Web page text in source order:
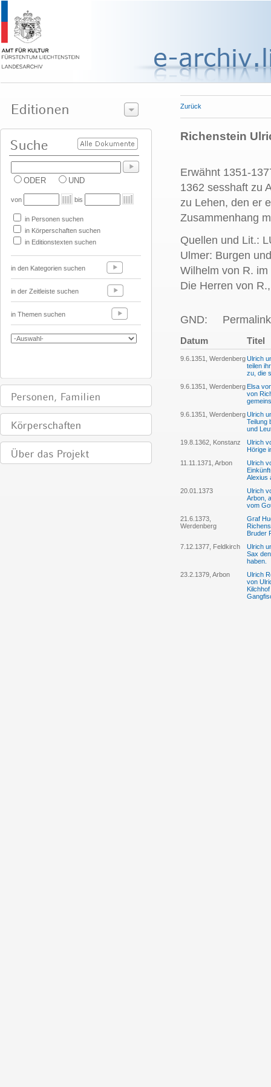
ODER UND
von bis
in Personen suchen
in Körperschaften suchen
in Editionstexten suchen
in den Kategorien suchen
in der Zeitleiste suchen
in Themen suchen
Zurück
Richenstein
Erwähnt 1351-
1362 sesshaft zu
zu Lehen, den er
Zusammenhang
Quellen und Lit.:
Ulmer: Burgen
Wilhelm von R.
Die Herren von
GND:
Datum Titel
9.6.1351, WerdenbergUlrich
teilen
zu, die
9.6.1351, WerdenbergElsa
von
9.6.1351, WerdenbergUlrich
Teilung
und
19.8.1362, Konstanz
Ulrich
Hörige
11.11.1371, Arbon
Ulrich
Alexius
20.01.1373
Ulrich
Arbon,
vom
21.6.1373,
Werdenberg
Graf
Bruder
7.12.1377, Feldkirch
Ulrich
Sax
haben.
23.2.1379, Arbon
Ulrich
von